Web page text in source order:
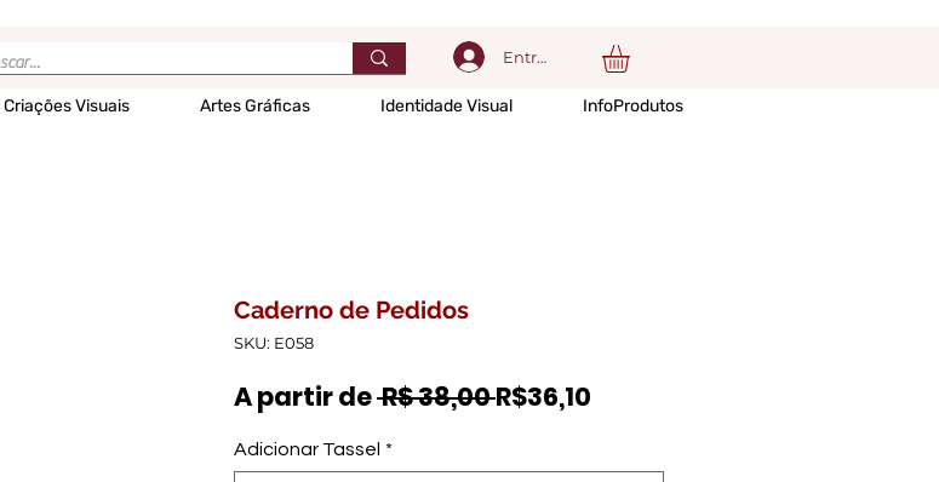
Entrar
Criações Visuais Artes Gráficas Identidade Visual InfoProdutos
Caderno de Pedidos
SKU: E058
A partir de R$ 38,00 Preço
R$36,10
Adicionar Tassel *